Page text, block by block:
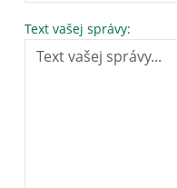
Text vašej správy: